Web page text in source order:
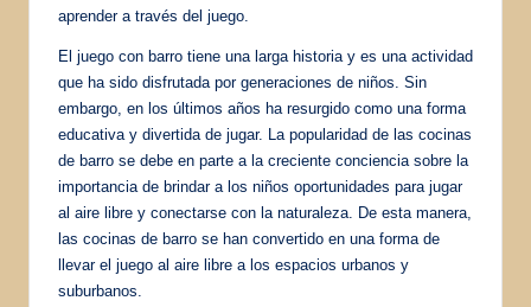
aprender a través del juego.
El juego con barro tiene una larga historia y es una actividad
que ha sido disfrutada por generaciones de niños. Sin
embargo, en los últimos años ha resurgido como una forma
educativa y divertida de jugar. La popularidad de las cocinas
de barro se debe en parte a la creciente conciencia sobre la
importancia de brindar a los niños oportunidades para jugar
al aire libre y conectarse con la naturaleza. De esta manera,
las cocinas de barro se han convertido en una forma de
llevar el juego al aire libre a los espacios urbanos y
suburbanos.